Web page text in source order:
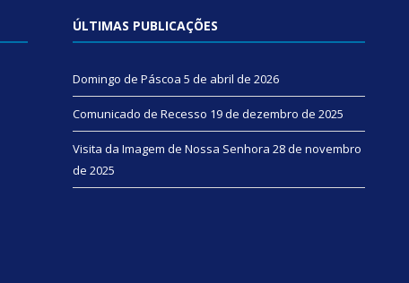
ÚLTIMAS PUBLICAÇÕES
Domingo de Páscoa 5 de abril de 2026
Comunicado de Recesso 19 de dezembro de 2025
Visita da Imagem de Nossa Senhora 28 de novembro
de 2025